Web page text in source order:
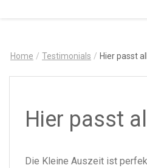
Art
&
Design
Home / Testimonials / Hier passt
Hier passt
Die Kleine Auszeit ist